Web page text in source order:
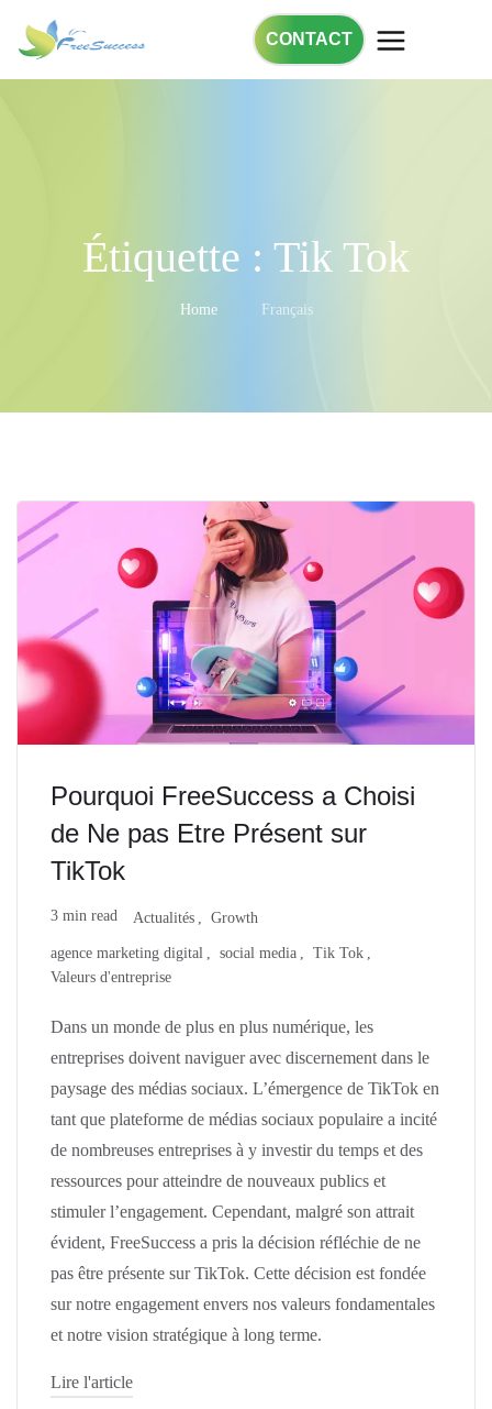
CONTACT
Étiquette : Tik Tok
Home Français
Pourquoi FreeSuccess a Choisi
de Ne pas Etre Présent sur
TikTok
3 min read Actualités Growth
agence marketing digital social media
Tik Tok
Valeurs d'entreprise
Dans un monde de plus en plus numérique, les
entreprises doivent naviguer avec discernement dans le
paysage des médias sociaux. L’émergence de TikTok en
tant que plateforme de médias sociaux populaire a incité
de nombreuses entreprises à y investir du temps et des
ressources pour atteindre de nouveaux publics et
stimuler l’engagement. Cependant, malgré son attrait
évident, FreeSuccess a pris la décision réfléchie de ne
pas être présente sur TikTok. Cette décision est fondée
sur notre engagement envers nos valeurs fondamentales
et notre vision stratégique à long terme.
Lire l'article